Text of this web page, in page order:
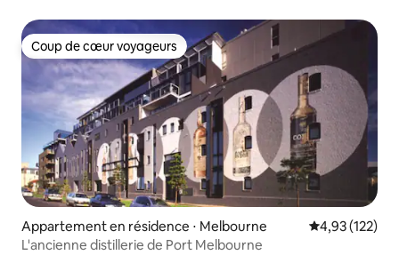
Coup de cœur voyageurs
Coup de cœur voyageurs
Appartement en résidence ⋅ Melbourne Évaluation
4,93 (122)
L'ancienne distillerie de Port Melbourne